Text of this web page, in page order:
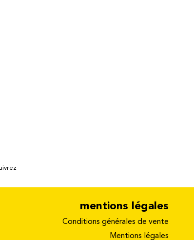
mentions légales
Conditions générales de vente
Mentions légales